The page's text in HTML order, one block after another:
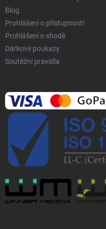
Blog
Prohlášení o přístupnosti
Prohlášení o shodě
Dárkové poukazy
Soutěžní pravidla